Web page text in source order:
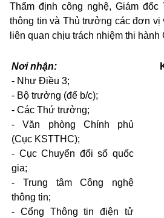
Thẩm định công nghệ, Giám đốc
thông tin và Thủ trưởng các đơn vị
liên quan chịu trách nhiệm thi hành
Nơi nhận:
- Như Điều 3;
- Bộ trưởng (để b/c);
- Các Thứ trưởng;
- Văn phòng Chính phủ
(Cục KSTTHC);
- Cục Chuyển đổi số quốc
gia;
- Trung tâm Công nghệ
thông tin;
- Cổng Thông tin điện tử